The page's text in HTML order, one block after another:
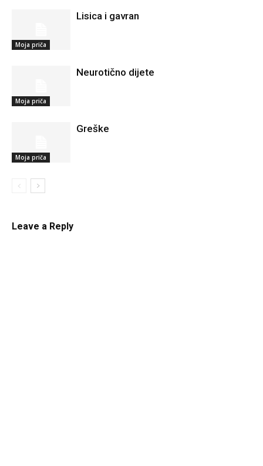
Moja priča
Lisica i gavran
Moja priča
Neurotično dijete
Moja priča
Greške
Leave a Reply